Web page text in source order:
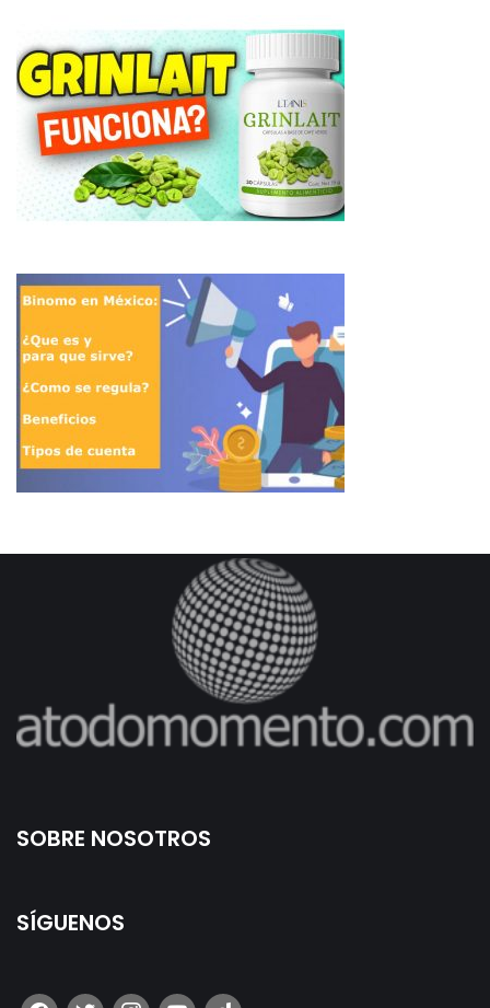
SOBRE NOSOTROS
SÍGUENOS